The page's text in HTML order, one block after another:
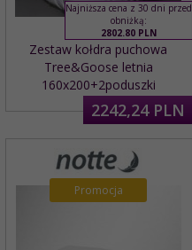
Zestaw kołdra puchowa
Tree&Goose letnia
160x200+2poduszki
2242,24 PLN
Najniższa cena z 30 dni przed
obniżką:
2802.80 PLN
Promocja